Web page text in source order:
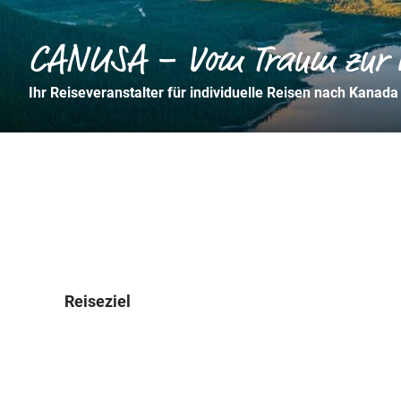
CANUSA – Vom Traum zur
Ihr Reiseveranstalter für individuelle Reisen nach
Reiseziel